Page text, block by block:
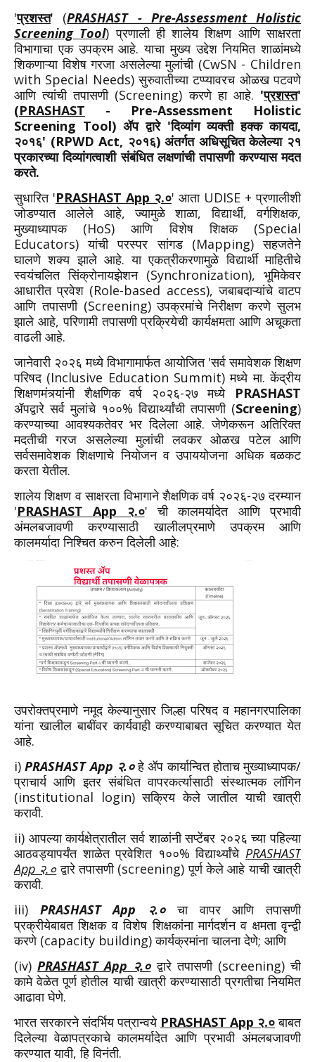
'प्रशस्त' (PRASHAST - Pre-Assessment Holistic
Screening Tool) प्रणाली ही शालेय शिक्षण आणि साक्षरता
विभागाचा एक उपक्रम आहे. याचा मुख्य उद्देश नियमित शाळांमध्ये
शिकणाऱ्या विशेष गरजा असलेल्या मुलांची (CwSN - Children
with Special Needs) सुरुवातीच्या टप्प्यावरच ओळख पटवणे
आणि त्यांची तपासणी (Screening) करणे हा आहे. 'प्रशस्त'
(PRASHAST - Pre-Assessment Holistic
Screening Tool) ॲप द्वारे 'दिव्यांग व्यक्ती हक्क कायदा,
२०१६' (RPWD Act, २०१६) अंतर्गत अधिसूचित केलेल्या २१
प्रकारच्या दिव्यांगत्वाशी संबंधित लक्षणांची तपासणी करण्यास मदत
करते.
सुधारित 'PRASHAST App २.०' आता UDISE + प्रणालीशी
जोडण्यात आलेले आहे, ज्यामुळे शाळा, विद्यार्थी, वर्गशिक्षक,
मुख्याध्यापक (HoS) आणि विशेष शिक्षक (Special
Educators) यांची परस्पर सांगड (Mapping) सहजतेने
घालणे शक्य झाले आहे. या एकत्रीकरणामुळे विद्यार्थी माहितीचे
स्वयंचलित सिंक्रोनायझेशन (Synchronization), भूमिकेवर
आधारीत प्रवेश (Role-based access), जबाबदाऱ्यांचे वाटप
आणि तपासणी (Screening) उपक्रमांचे निरीक्षण करणे सुलभ
झाले आहे, परिणामी तपासणी प्रक्रियेची कार्यक्षमता आणि अचूकता
वाढली आहे.
जानेवारी २०२६ मध्ये विभागामार्फत आयोजित 'सर्व समावेशक शिक्षण
परिषद (Inclusive Education Summit) मध्ये मा. केंद्रीय
शिक्षणमंत्र्यांनी शैक्षणिक वर्ष २०२६-२७ मध्ये PRASHAST
ॲपद्वारे सर्व मुलांचे १००% विद्यार्थ्यांची तपासणी (Screening)
करण्याच्या आवश्यकतेवर भर दिलेला आहे. जेणेकरून अतिरिक्त
मदतीची गरज असलेल्या मुलांची लवकर ओळख पटेल आणि
सर्वसमावेशक शिक्षणाचे नियोजन व उपाययोजना अधिक बळकट
करता येतील.
शालेय शिक्षण व साक्षरता विभागाने शैक्षणिक वर्ष २०२६-२७ दरम्यान
'PRASHAST App २.०' ची कालमर्यादेत आणि प्रभावी
अंमलबजावणी करण्यासाठी खालीलप्रमाणे उपक्रम आणि
कालमर्यादा निश्चित करुन दिलेली आहे:
उपरोक्तप्रमाणे नमूद केल्यानुसार जिल्हा परिषद व महानगरपालिका
यांना खालील बाबींवर कार्यवाही करण्याबाबत सूचित करण्यात येत
आहे.
i)PRASHAST App २.०हे ॲप कार्यान्वित होताच मुख्याध्यापक/
प्राचार्य आणि इतर संबंधित वापरकर्त्यासाठी संस्थात्मक लॉगिन
(institutional login) सक्रिय केले जातील याची खात्री
करावी.
ii) आपल्या कार्यक्षेत्रातील सर्व शाळांनी सप्टेंबर २०२६ च्या पहिल्या
आठवड्यापर्यंत शाळेत प्रवेशित १००% विद्यार्थ्यांचे PRASHAST
App २.०द्वारे तपासणी (screening) पूर्ण केले आहे याची खात्री
करावी.
iii) PRASHAST App २.०चा वापर आणि तपासणी
प्रक्रीयेबाबत शिक्षक व विशेष शिक्षकांना मार्गदर्शन व क्षमता वृन्द्वी
करणे (capacity building) कार्यक्रमांना चालना देणे; आणि
(iv)PRASHAST App २.०द्वारे तपासणी (screening) ची
कामे वेळेत पूर्ण होतील याची खात्री करण्यासाठी प्रगतीचा नियमित
आढावा घेणे.
भारत सरकारने संदर्भिय पत्रान्वये PRASHAST App २.०बाबत
दिलेल्या वेळापत्रकाचे कालमर्यादेत आणि प्रभावी अंमलबजावणी
करण्यात यावी, हि विनंती.